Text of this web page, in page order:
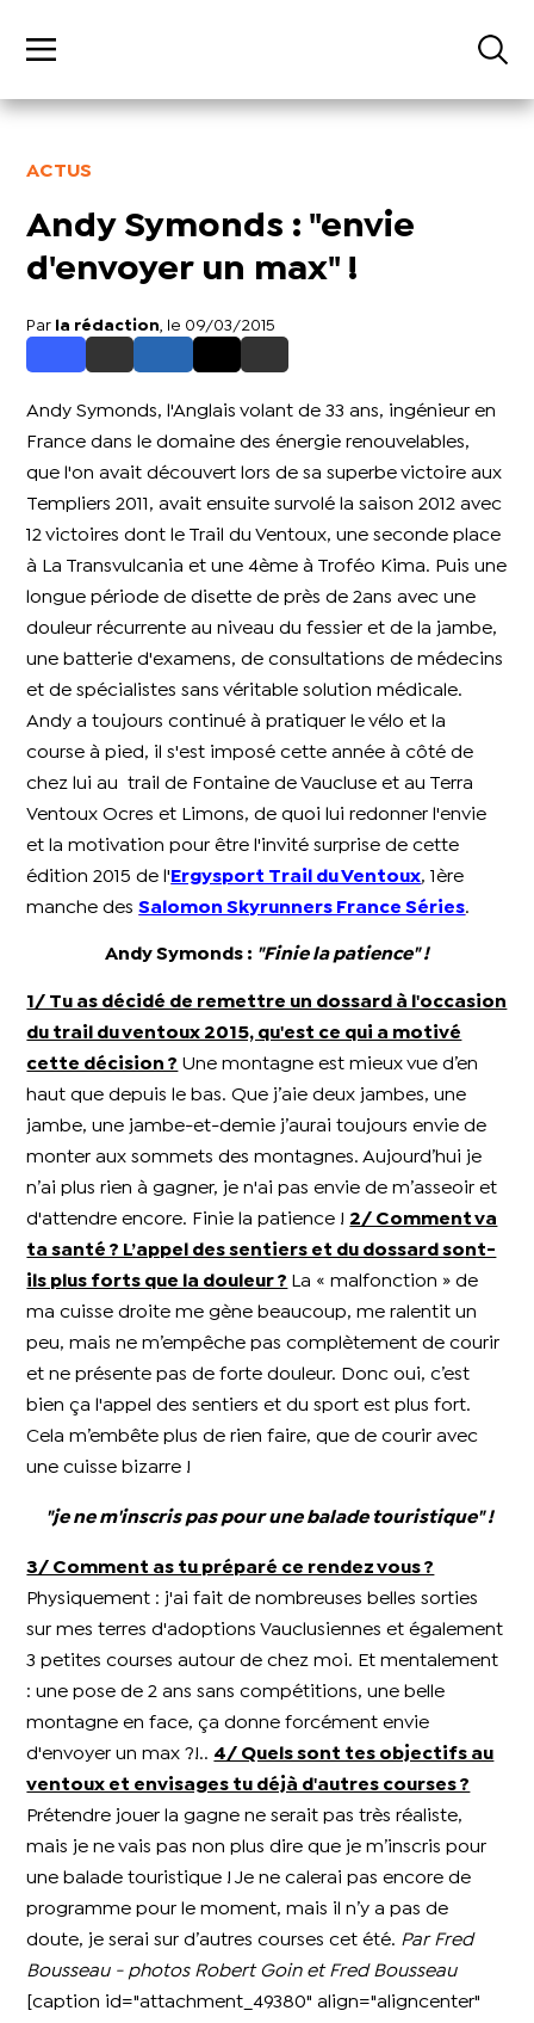
ACTUS
Andy Symonds : "envie
d'envoyer un max" !
Par la rédaction , le 09/03/2015
Andy Symonds, l'Anglais volant de 33 ans, ingénieur en
France dans le domaine des énergie renouvelables,
que l'on avait découvert lors de sa superbe victoire aux
Templiers 2011, avait ensuite survolé la saison 2012 avec
12 victoires dont le Trail du Ventoux, une seconde place
à La Transvulcania et une 4ème à Troféo Kima. Puis une
longue période de disette de près de 2ans avec une
douleur récurrente au niveau du fessier et de la jambe,
une batterie d'examens, de consultations de médecins
et de spécialistes sans véritable solution médicale.
Andy a toujours continué à pratiquer le vélo et la
course à pied, il s'est imposé cette année à côté de
chez lui au trail de Fontaine de Vaucluse et au Terra
Ventoux Ocres et Limons, de quoi lui redonner l'envie
et la motivation pour être l'invité surprise de cette
édition 2015 de l' Ergysport Trail du Ventoux, 1ère
manche desSalomon Skyrunners France Séries.
Andy Symonds : "Finie la patience" !
1/ Tu as décidé de remettre un dossard à l'occasion
du trail du ventoux 2015, qu'est ce qui a motivé
cette décision ? Une montagne est mieux vue d’en
haut que depuis le bas. Que j’aie deux jambes, une
jambe, une jambe-et-demie j’aurai toujours envie de
monter aux sommets des montagnes. Aujourd’hui je
n’ai plus rien à gagner, je n'ai pas envie de m’asseoir et
d'attendre encore. Finie la patience ! 2/ Comment va
ta santé ? L’appel des sentiers et du dossard sont-
ils plus forts que la douleur ?
La « malfonction » de
ma cuisse droite me gène beaucoup, me ralentit un
peu, mais ne m’empêche pas complètement de courir
et ne présente pas de forte douleur. Donc oui, c’est
bien ça l'appel des sentiers et du sport est plus fort.
Cela m’embête plus de rien faire, que de courir avec
une cuisse bizarre !
"je ne m'inscris pas pour une balade touristique" !
3/ Comment as tu préparé ce rendez vous ?
Physiquement : j'ai fait de nombreuses belles sorties
sur mes terres d'adoptions Vauclusiennes et également
3 petites courses autour de chez moi. Et mentalement
: une pose de 2 ans sans compétitions, une belle
montagne en face, ça donne forcément envie
d'envoyer un max ?!.. 4/ Quels sont tes objectifs au
ventoux et envisages tu déjà d'autres courses ?
Prétendre jouer la gagne ne serait pas très réaliste,
mais je ne vais pas non plus dire que je m’inscris pour
une balade touristique ! Je ne calerai pas encore de
programme pour le moment, mais il n’y a pas de
doute, je serai sur d’autres courses cet été. Par Fred
Bousseau - photos Robert Goin et Fred Bousseau
[caption id="attachment_49380" align="aligncenter"